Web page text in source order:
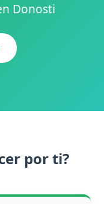
Donosti
por ti?